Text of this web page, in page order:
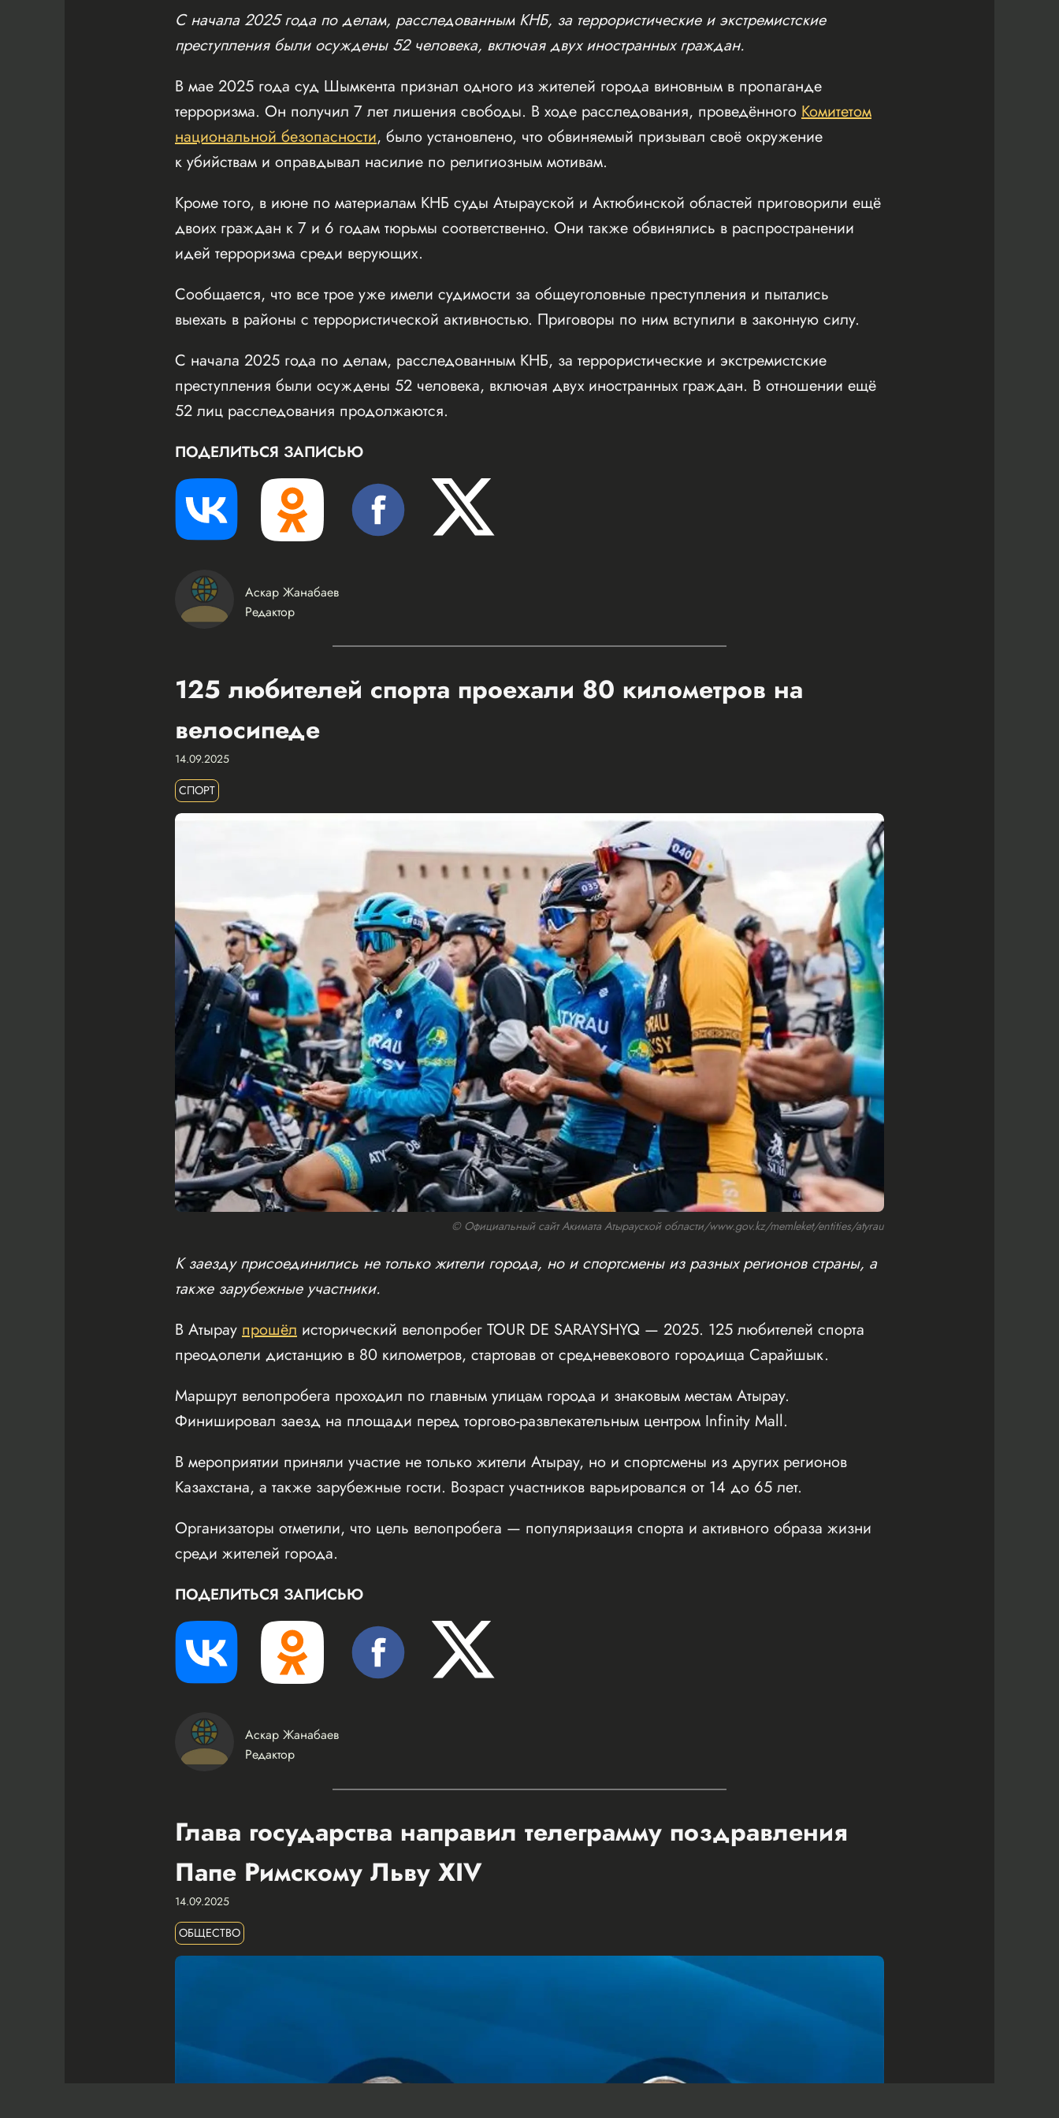
С начала 2025 года по делам, расследованным КНБ, за террористические и экстремистские
преступления были осуждены 52 человека, включая двух иностранных граждан.
В мае 2025 года суд Шымкента признал одного из жителей города виновным в пропаганде
терроризма. Он получил 7 лет лишения свободы. В ходе расследования, проведённого Комитетом
национальной безопасности, было установлено, что обвиняемый призывал своё окружение
к убийствам и оправдывал насилие по религиозным мотивам.
Кроме того, в июне по материалам КНБ суды Атырауской и Актюбинской областей приговорили ещё
двоих граждан к 7 и 6 годам тюрьмы соответственно. Они также обвинялись в распространении
идей терроризма среди верующих.
Сообщается, что все трое уже имели судимости за общеуголовные преступления и пытались
выехать в районы с террористической активностью. Приговоры по ним вступили в законную силу.
С начала 2025 года по делам, расследованным КНБ, за террористические и экстремистские
преступления были осуждены 52 человека, включая двух иностранных граждан. В отношении ещё
52 лиц расследования продолжаются.
ПОДЕЛИТЬСЯ ЗАПИСЬЮ
Аскар Жанабаев
Редактор
125 любителей спорта проехали 80 километров на
велосипеде
14.09.2025
СПОРТ
© Официальный сайт Акимата Атырауской области/www.gov.kz/memleket/entities/atyrau
К заезду присоединились не только жители города, но и спортсмены из разных регионов страны, а
также зарубежные участники.
В Атырау прошёл исторический велопробег TOUR DE SARAYSHYQ — 2025. 125 любителей спорта
преодолели дистанцию в 80 километров, стартовав от средневекового городища Сарайшык.
Маршрут велопробега проходил по главным улицам города и знаковым местам Атырау.
Финишировал заезд на площади перед торгово-развлекательным центром Infinity Mall.
В мероприятии приняли участие не только жители Атырау, но и спортсмены из других регионов
Казахстана, а также зарубежные гости. Возраст участников варьировался от 14 до 65 лет.
Организаторы отметили, что цель велопробега — популяризация спорта и активного образа жизни
среди жителей города.
ПОДЕЛИТЬСЯ ЗАПИСЬЮ
Аскар Жанабаев
Редактор
Глава государства направил телеграмму поздравления
Папе Римскому Льву XIV
14.09.2025
ОБЩЕСТВО